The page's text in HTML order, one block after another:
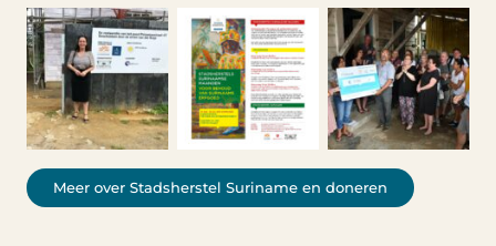
Meer over Stadsherstel Suriname en doneren